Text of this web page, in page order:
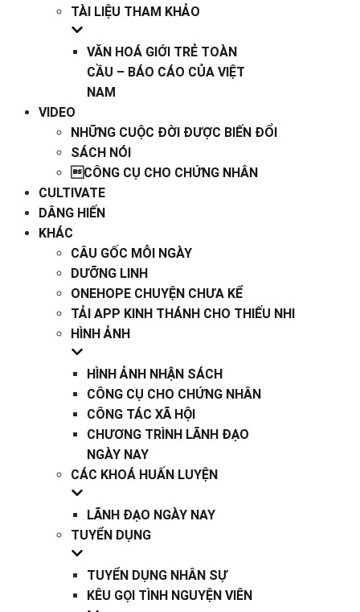
TÀI LIỆU THAM KHẢO
VĂN HOÁ GIỚI TRẺ TOÀN
CẦU – BÁO CÁO CỦA VIỆT
NAM
VIDEO
NHỮNG CUỘC ĐỜI ĐƯỢC BIẾN ĐỔI
SÁCH NÓI
CÔNG CỤ CHO CHỨNG NHÂN
CULTIVATE
DÂNG HIẾN
KHÁC
CÂU GỐC MỖI NGÀY
DƯỠNG LINH
ONEHOPE CHUYỆN CHƯA KỂ
TẢI APP KINH THÁNH CHO THIẾU NHI
HÌNH ẢNH
HÌNH ẢNH NHẬN SÁCH
CÔNG CỤ CHO CHỨNG NHÂN
CÔNG TÁC XÃ HỘI
CHƯƠNG TRÌNH LÃNH ĐẠO
NGÀY NAY
CÁC KHOÁ HUẤN LUYỆN
LÃNH ĐẠO NGÀY NAY
TUYỂN DỤNG
TUYỂN DỤNG NHÂN SỰ
KÊU GỌI TÌNH NGUYỆN VIÊN